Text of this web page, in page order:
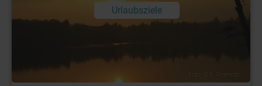
Urlaubsziele
Foto: © E. Reimnitz